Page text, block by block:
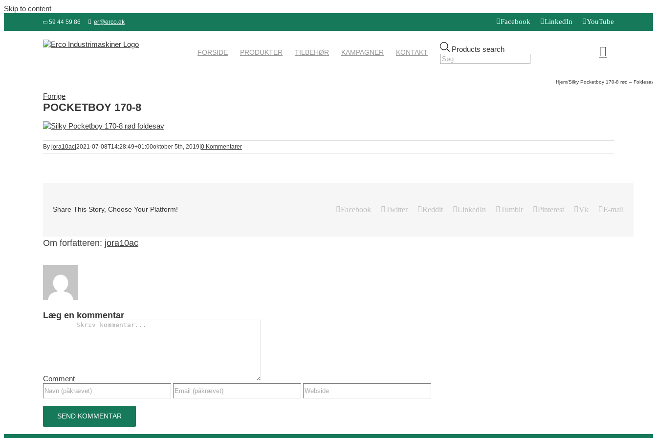
Skip to content
59 44 59 86 er@erco.dk Facebook LinkedIn YouTube
FORSIDE PRODUKTER TILBEHØR KAMPAGNER KONTAKT Products search
Hjem/Silky Pocketboy 170-8 rød – Foldesav
Forrige
POCKETBOY 170-8
By jora10ac 2021-07-08T14:28:49+01:00oktober 5th, 2019 0 Kommentarer
Share This Story, Choose Your Platform! Facebook Twitter Reddit LinkedIn Tumblr Pinterest Vk E-mail
Om forfatteren: jora10ac
Læg en kommentar
Comment